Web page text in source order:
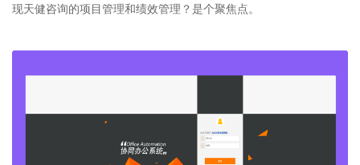
现天健咨询的项目管理和绩效管理？是个聚焦点。